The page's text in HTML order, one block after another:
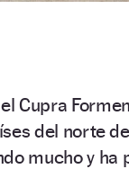
Cupra
del norte
mucho y ha